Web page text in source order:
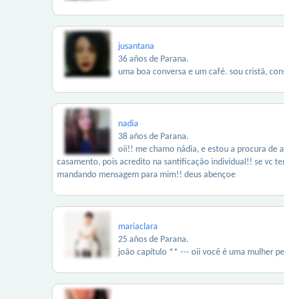
jusantana
36 años de Parana.
uma boa conversa e um café. sou cristã,
nadia
38 años de Parana.
oii!! me chamo nádia, e estou a procura de
casamento, pois acredito na santificação individual!! se vc
mandando mensagem para mim!! deus abençoe
mariaclara
25 años de Parana.
joão capítulo ** --- oii você é uma mulher